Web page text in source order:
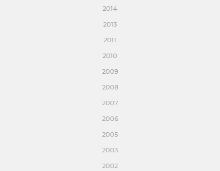
2014
2013
2011
2010
2009
2008
2007
2006
2005
2003
2002